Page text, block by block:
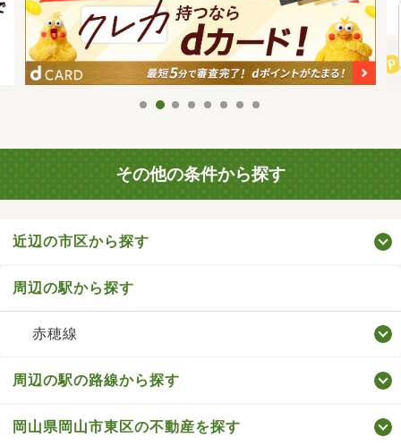
その他の条件から探す
近辺の市区から探す
周辺の駅から探す
赤穂線
周辺の駅の路線から探す
岡山県岡山市東区の不動産を探す